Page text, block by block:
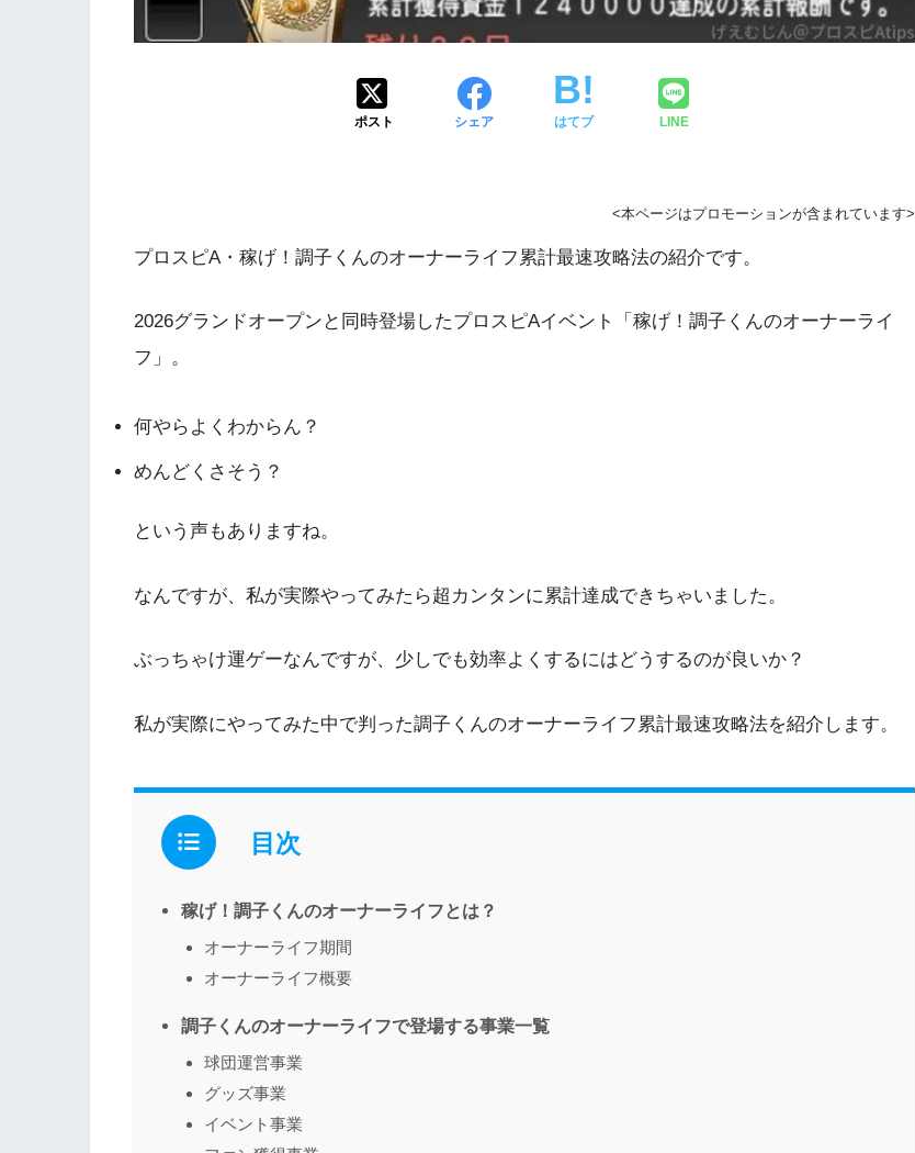
ポスト シェア はてブ LINE
<本ページはプロモーションが含まれています>
プロスピA・稼げ！調子くんのオーナーライフ累計最速攻略法の紹介です。
2026グランドオープンと同時登場したプロスピAイベント「稼げ！調子くんのオーナーライ
フ」。
何やらよくわからん？
めんどくさそう？
という声もありますね。
なんですが、私が実際やってみたら超カンタンに累計達成できちゃいました。
ぶっちゃけ運ゲーなんですが、少しでも効率よくするにはどうするのが良いか？
私が実際にやってみた中で判った調子くんのオーナーライフ累計最速攻略法を紹介します。
目次
稼げ！調子くんのオーナーライフとは？
オーナーライフ期間
オーナーライフ概要
調子くんのオーナーライフで登場する事業一覧
球団運営事業
グッズ事業
イベント事業